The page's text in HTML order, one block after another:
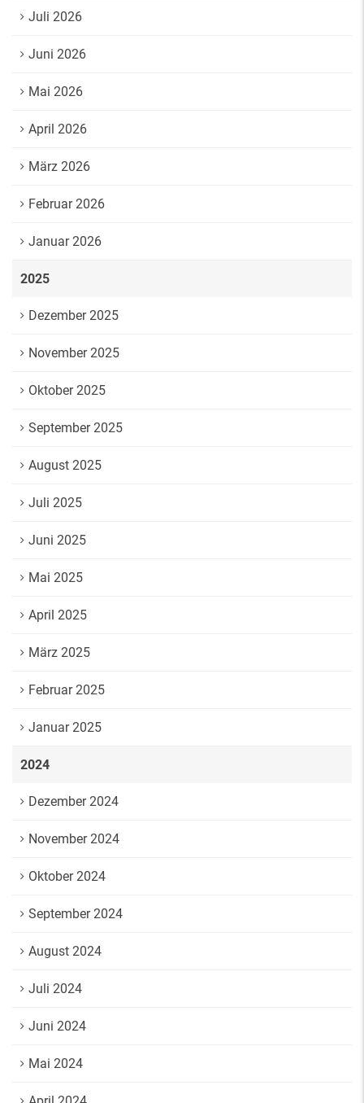
Juli 2026
Juni 2026
Mai 2026
April 2026
März 2026
Februar 2026
Januar 2026
2025
Dezember 2025
November 2025
Oktober 2025
September 2025
August 2025
Juli 2025
Juni 2025
Mai 2025
April 2025
März 2025
Februar 2025
Januar 2025
2024
Dezember 2024
November 2024
Oktober 2024
September 2024
August 2024
Juli 2024
Juni 2024
Mai 2024